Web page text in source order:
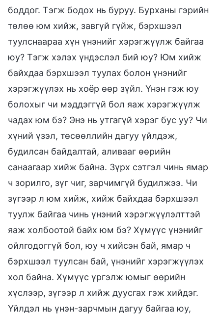
боддог. Тэгж бодох нь буруу. Бурханы гэрийн
төлөө юм хийж, завгүй гүйж, бэрхшээл
туулснаараа хүн үнэнийг хэрэгжүүлж байгаа
юу? Тэгж хэлэх үндэслэл бий юу? Юм хийж
байхдаа бэрхшээл туулах болон үнэнийг
хэрэгжүүлэх нь хоёр өөр зүйл. Үнэн гэж юу
болохыг чи мэддэггүй бол яаж хэрэгжүүлж
чадах юм бэ? Энэ нь утгагүй хэрэг бус уу? Чи
хүний үзэл, төсөөллийн дагуу үйлдэж,
будилсан байдалтай, аливааг өөрийн
санаагаар хийж байна. Зүрх сэтгэл чинь ямар
ч зорилго, зүг чиг, зарчимгүй будилжээ. Чи
зүгээр л юм хийж, хийж байхдаа бэрхшээл
туулж байгаа чинь үнэний хэрэгжүүлэлттэй
яаж холбоотой байх юм бэ? Хүмүүс үнэнийг
ойлгодоггүй бол, юу ч хийсэн бай, ямар ч
бэрхшээл туулсан бай, үнэнийг хэрэгжүүлэх
хол байна. Хүмүүс үргэлж юмыг өөрийн
хүслээр, зүгээр л хийж дуусгах гэж хийдэг.
Үйлдэл нь үнэн-зарчмын дагуу байгаа юу,